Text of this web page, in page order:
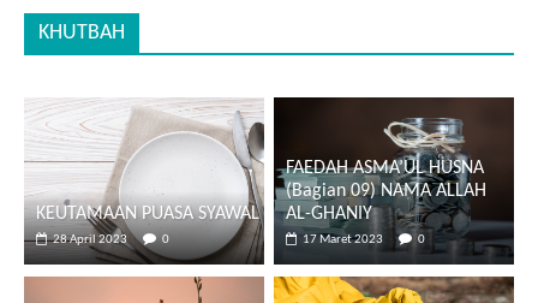
KHUTBAH
KEUTAMAAN PUASA SYAWAL
28 April 2023 0
FAEDAH ASMA’UL HUSNA
(Bagian 09) NAMA ALLAH
AL-GHANIY
17 Maret 2023 0